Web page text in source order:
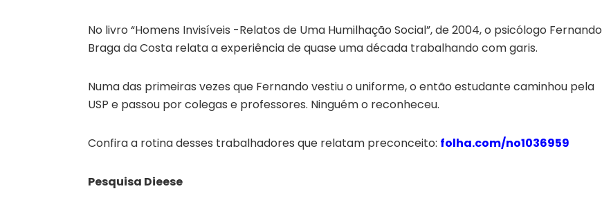
No livro “Homens Invisíveis -Relatos de Uma Humilhação Social”, de 2004, o psicólogo Fernando
Braga da Costa relata a experiência de quase uma década trabalhando com garis.
Numa das primeiras vezes que Fernando vestiu o uniforme, o então estudante caminhou pela
USP e passou por colegas e professores. Ninguém o reconheceu.
Confira a rotina desses trabalhadores que relatam preconceito: folha.com/no1036959
Pesquisa Dieese